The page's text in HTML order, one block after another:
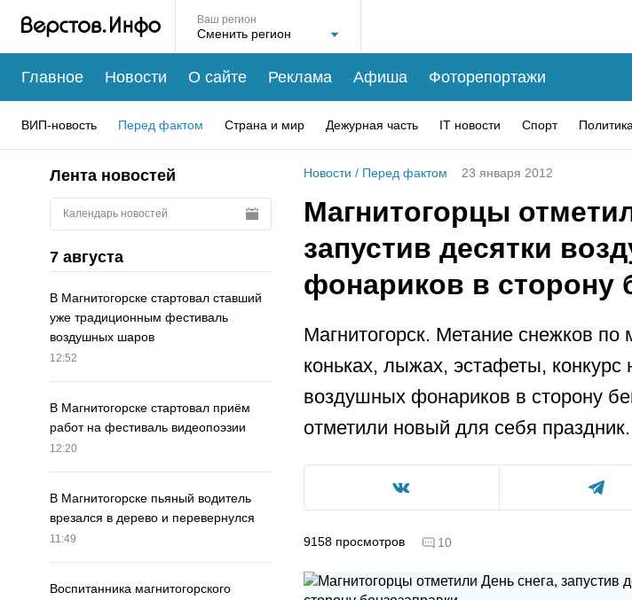
Ваш регион
Главное Новости О сайте Реклама Афиша Фоторепортажи
ВИП-новость Перед фактом Страна и мир Дежурная часть IT новости Спорт Политика
Лента новостей
Календарь новостей
7 августа
В Магнитогорске стартовал ставший
уже традиционным фестиваль
воздушных шаров
12:52
В Магнитогорске стартовал приём
работ на фестиваль видеопоэзии
12:20
В Магнитогорске пьяный водитель
врезался в дерево и перевернулся
11:49
Воспитанника магнитогорского
Новости / Перед фактом 23 января 2012
Магнитогорцы
запустив десятки
фонариков в сторону
Магнитогорск. Метание снежков
коньках, лыжах, эстафеты, конкурс
воздушных фонариков в сторону
отметили новый для себя праздник.
9158 просмотров 10